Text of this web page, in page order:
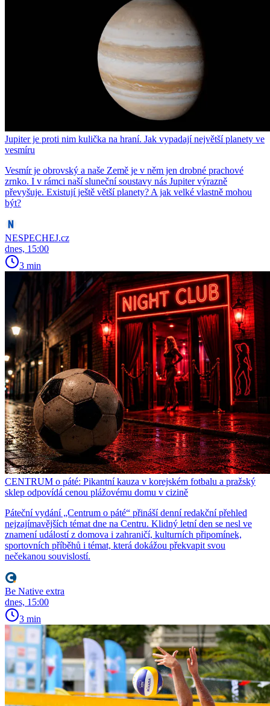
Jupiter je proti nim kulička na hraní. Jak vypadají největší planety ve
vesmíru
Vesmír je obrovský a naše Země je v něm jen drobné prachové
zrnko. I v rámci naší sluneční soustavy nás Jupiter výrazně
převyšuje. Existují ještě větší planety? A jak velké vlastně mohou
být?
NESPECHEJ.cz
dnes, 15:00
3 min
CENTRUM o páté: Pikantní kauza v korejském fotbalu a pražský
sklep odpovídá cenou plážovému domu v cizině
Páteční vydání „Centrum o páté“ přináší denní redakční přehled
nejzajímavějších témat dne na Centru. Klidný letní den se nesl ve
znamení událostí z domova i zahraničí, kulturních připomínek,
sportovních příběhů i témat, která dokážou překvapit svou
nečekanou souvislostí.
Be Native extra
dnes, 15:00
3 min